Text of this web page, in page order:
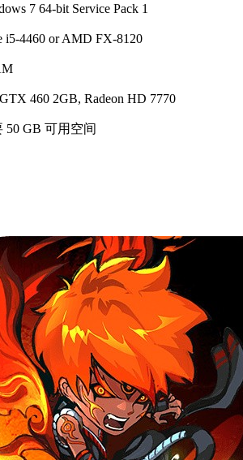
7 64-bit Service Pack 1
4460 or AMD FX-8120
460 2GB, Radeon HD 7770
GB 可用空间